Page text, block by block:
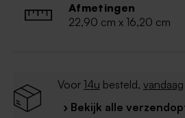
Afmetingen
22,90 cm x 16,20 cm
Voor 14u besteld, vandaag
› Bekijk alle